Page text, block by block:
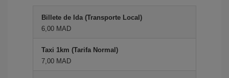
Billete de Ida (Transporte Local)
6,00 MAD
Taxi 1km (Tarifa Normal)
7,00 MAD